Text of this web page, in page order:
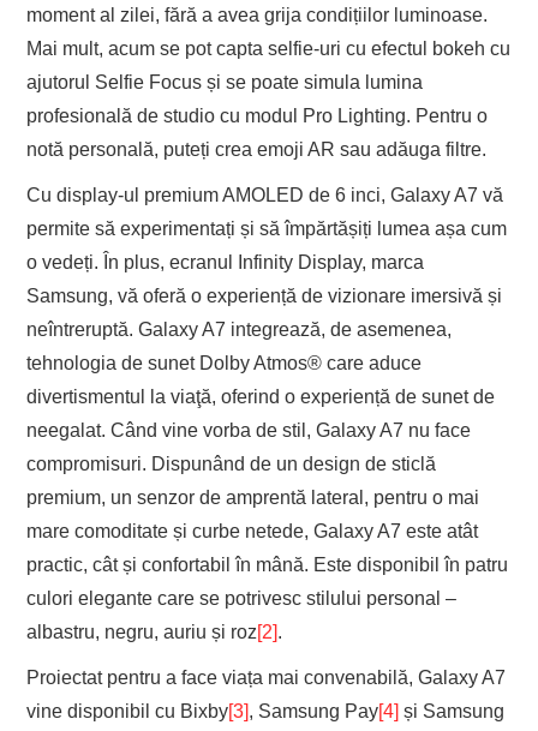
moment al zilei, fără a avea grija condițiilor luminoase.
Mai mult, acum se pot capta selfie-uri cu efectul bokeh cu
ajutorul Selfie Focus și se poate simula lumina
profesională de studio cu modul Pro Lighting. Pentru o
notă personală, puteți crea emoji AR sau adăuga filtre.
Cu display-ul premium AMOLED de 6 inci, Galaxy A7 vă
permite să experimentați și să împărtășiți lumea așa cum
o vedeți. În plus, ecranul Infinity Display, marca
Samsung, vă oferă o experiență de vizionare imersivă și
neîntreruptă. Galaxy A7 integrează, de asemenea,
tehnologia de sunet Dolby Atmos® care aduce
divertismentul la viaţă, oferind o experiență de sunet de
neegalat. Când vine vorba de stil, Galaxy A7 nu face
compromisuri. Dispunând de un design de sticlă
premium, un senzor de amprentă lateral, pentru o mai
mare comoditate și curbe netede, Galaxy A7 este atât
practic, cât și confortabil în mână. Este disponibil în patru
culori elegante care se potrivesc stilului personal –
albastru, negru, auriu și roz[2].
Proiectat pentru a face viața mai convenabilă, Galaxy A7
vine disponibil cu Bixby[3], Samsung Pay[4] și Samsung